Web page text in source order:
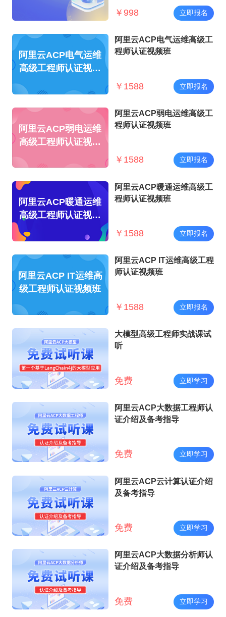
￥ 998 立即报名
阿里云ACP电气运维
高级工程师认证视频
阿里云ACP电气运维高级工
程师认证视频班
￥ 1588 立即报名
阿里云ACP弱电运维
高级工程师认证视频
阿里云ACP弱电运维高级工
程师认证视频班
￥ 1588 立即报名
阿里云ACP暖通运维
高级工程师认证视频
阿里云ACP暖通运维高级工
程师认证视频班
￥ 1588 立即报名
阿里云ACP IT运维高
级工程师认证视频班
阿里云ACP IT运维高级工程
师认证视频班
￥ 1588 立即报名
大模型高级工程师实战课试
听
免费 立即学习
阿里云ACP大数据工程师认
证介绍及备考指导
免费 立即学习
阿里云ACP云计算认证介绍
及备考指导
免费 立即学习
阿里云ACP大数据分析师认
证介绍及备考指导
免费 立即学习